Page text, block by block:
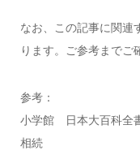
なお、この記事に関連
ります。ご参考までご
参考：
小学館 日本大百科全
相続